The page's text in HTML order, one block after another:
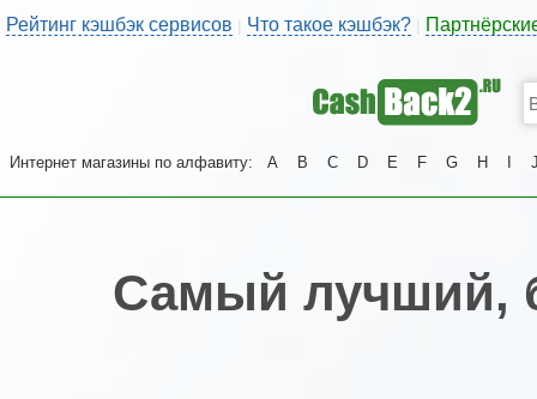
Рейтинг кэшбэк сервисов | Что такое кэшбэк?
Интернет магазины по алфавиту: A B C D E F G H
Самый лучший,